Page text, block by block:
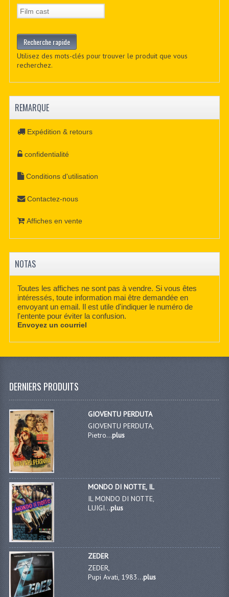
Utilisez des mots-clés pour trouver le produit que vous
recherchez.
REMARQUE
Expédition & retours
confidentialité
Conditions d'utilisation
Contactez-nous
Affiches en vente
NOTAS
Toutes les affiches ne sont pas à vendre. Si vous êtes
intéressés, toute information mai être demandée en
envoyant un email. Il est utile d'indiquer le numéro de
l'entente pour éviter la confusion.
Envoyez un courriel
DERNIERS PRODUITS
GIOVENTU PERDUTA
GIOVENTU PERDUTA,
Pietro...plus
MONDO DI NOTTE, IL
IL MONDO DI NOTTE,
LUIGI...plus
ZEDER
ZEDER,
Pupi Avati, 1983...plus